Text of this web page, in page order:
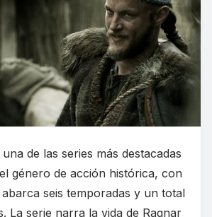
de las series más destacadas
género de acción histórica, con
seis temporadas y un total
La serie narra la vida de Ragnar